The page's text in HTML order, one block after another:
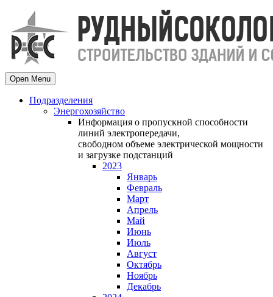
Open Menu
Подразделения
Энергохозяйство
Информация о пропускной способности
линий электропередачи,
свободном объеме электрической мощности
и загрузке подстанций
2023
Январь
Февраль
Март
Апрель
Май
Июнь
Июль
Август
Октябрь
Ноябрь
Декабрь